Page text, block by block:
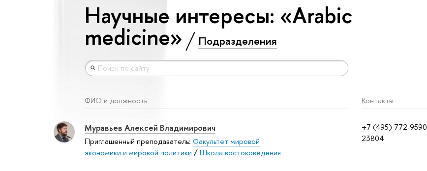
Научные интересы: «Arabic
medicine» Подразделения
ФИО и должность Контакты
+7 (495) 772-9590
23804
Муравьев Алексей Владимирович
Приглашенный преподаватель: Факультет мировой
экономики и мировой политики /Школа востоковедения